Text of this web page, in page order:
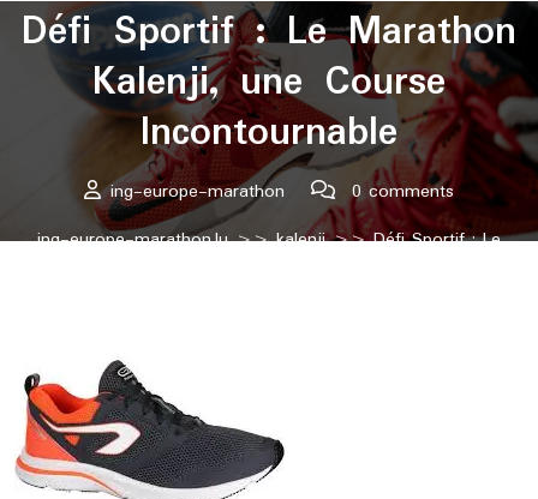
Défi Sportif : Le Marathon
Kalenji, une Course
Incontournable
ing-europe-marathon
0 comments
ing-europe-marathon.lu>>kalenji>> Défi Sportif : Le